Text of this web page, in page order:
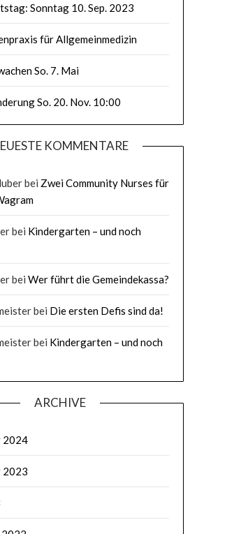
Sonntag 10. Sep. 2023
für Allgemeinmedizin
So. 7. Mai
So. 20. Nov. 10:00
KOMMENTARE
bei Zwei Community Nurses für
bei Kindergarten – und noch
bei Wer führt die Gemeindekassa?
bei Die ersten Defis sind da!
bei Kindergarten – und noch
ARCHIVE
2024
2023